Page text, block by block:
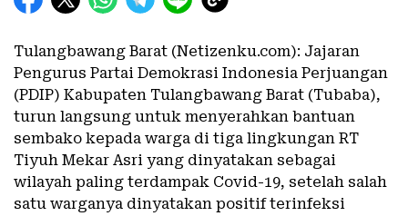
Tulangbawang Barat (Netizenku.com): Jajaran
Pengurus Partai Demokrasi Indonesia Perjuangan
(PDIP) Kabupaten Tulangbawang Barat (Tubaba),
turun langsung untuk menyerahkan bantuan
sembako kepada warga di tiga lingkungan RT
Tiyuh Mekar Asri yang dinyatakan sebagai
wilayah paling terdampak Covid-19, setelah salah
satu warganya dinyatakan positif terinfeksi